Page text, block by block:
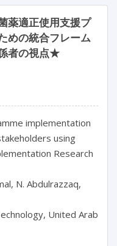
薬適正使用支援プ
めの統合フレーム
者の視点★
implementation
using
Research
N. Abdulrazzaq,
United Arab